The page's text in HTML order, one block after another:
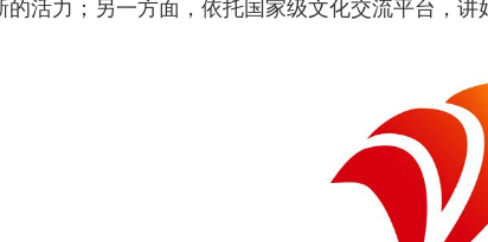
的活力；另一方面，依托国家级文化交流平台，